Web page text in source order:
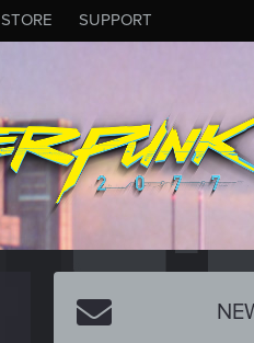
STORE SUPPORT